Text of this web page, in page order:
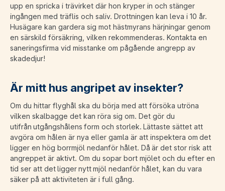
upp en spricka i trävirket där hon kryper in och stänger
ingången med träflis och saliv. Drottningen kan leva i 10 år.
Husägare kan gardera sig mot hästmyrans härjningar genom
en särskild försäkring, vilken rekommenderas. Kontakta en
saneringsfirma vid misstanke om pågående angrepp av
skadedjur!
Är mitt hus angripet av insekter?
Om du hittar flyghål ska du börja med att försöka utröna
vilken skalbagge det kan röra sig om. Det gör du
utifrån utgångshålens form och storlek. Lättaste sättet att
avgöra om hålen är nya eller gamla är att inspektera om det
ligger en hög borrmjöl nedanför hålet. Då är det stor risk att
angreppet är aktivt. Om du sopar bort mjölet och du efter en
tid ser att det ligger nytt mjöl nedanför hålet, kan du vara
säker på att aktiviteten är i full gång.